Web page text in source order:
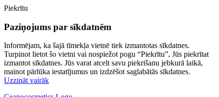
Piekrītu
Paziņojums par sīkdatnēm
Informējam, ka šajā tīmekļa vietnē tiek izmantotas sīkdatnes.
Turpinot lietot šo vietni vai nospiežot pogu “Piekrītu”, Jūs piekrītat
izmantot sīkdatnes. Jūs varat atcelt savu piekrišanu jebkurā laikā,
mainot pārlūka iestatījumus un izdzēšot saglabātās sīkdatnes.
Uzzināt vairāk